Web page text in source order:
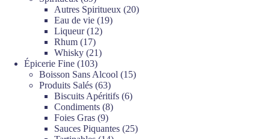
produits
Autres Spiritueux 2020
Eau de vie 1919
Liqueur 1212
Rhum 1717
produits
Whisky 2121
Épicerie Fine 103103
produits
Boisson Sans Alcool 1515
Produits Salés 6363
produits
Biscuits Apéritifs 66
Condiments 88
Foies Gras 99
produits
Sauces Piquantes 2525